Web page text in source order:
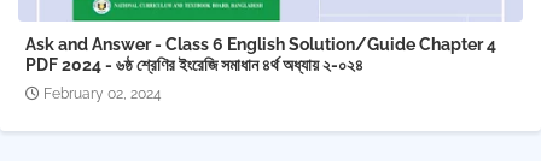
Ask and Answer - Class 6 English Solution/Guide Chapter 4
PDF 2024 - ৬ষ্ঠ শ্রেণির ইংরেজি সমাধান ৪র্থ অধ্যায় ২-০২৪
February 02, 2024